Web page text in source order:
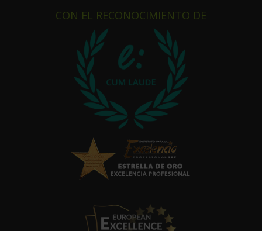
CON EL RECONOCIMIENTO DE